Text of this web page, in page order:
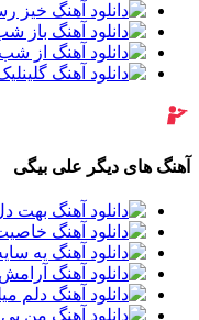
آهنگ های دیگر علی بیگی